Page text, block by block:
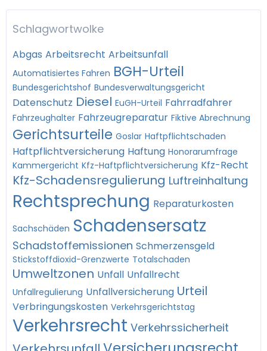
Schlagwortwolke
Abgas Arbeitsrecht Arbeitsunfall
Automatisiertes Fahren BGH-Urteil
Bundesgerichtshof Bundesverwaltungsgericht
Datenschutz Diesel EuGH-Urteil Fahrradfahrer
Fahrzeughalter Fahrzeugreparatur Fiktive Abrechnung
Gerichtsurteile Goslar Haftpflichtschaden
Haftpflichtversicherung Haftung Honorarumfrage
Kammergericht Kfz-Haftpflichtversicherung Kfz-Recht
Kfz-Schadensregulierung Luftreinhaltung
Rechtsprechung Reparaturkosten
Sachschäden Schadensersatz
Schadstoffemissionen Schmerzensgeld
Stickstoffdioxid-Grenzwerte Totalschaden
Umweltzonen Unfall Unfallrecht
Unfallregulierung Unfallversicherung Urteil
Verbringungskosten Verkehrsgerichtstag
Verkehrsrecht Verkehrssicherheit